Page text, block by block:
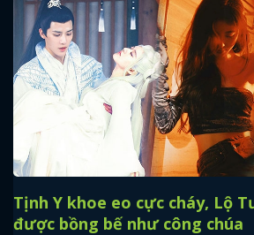
Tịnh Y khoe eo cực cháy, Lộ
được bồng bế như công chúa